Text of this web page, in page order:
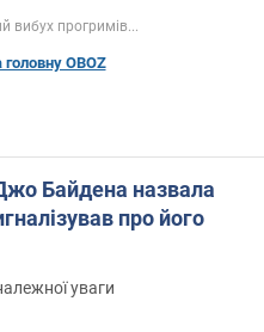
вибух прогримів...
OBOZ
Байдена назвала
про його
уваги